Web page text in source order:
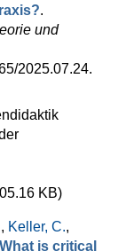
.
und
2025.07.24.
KB)
, Keller, C.,
What is critical